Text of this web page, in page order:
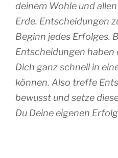
deinem Wohle und
Erde. Entscheidungen
Beginn jedes Erfolges.
Entscheidungen
Dich ganz schnell in
können. Also treffe
bewusst und setze
Du Deine eigenen